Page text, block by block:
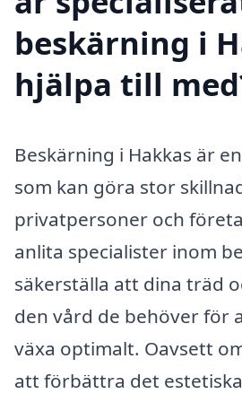
beskärning i
hjälpa till
Beskärning i Hakkas är
som kan göra stor
privatpersoner och
anlita specialister inom
säkerställa att dina träd
den vård de behöver för
växa optimalt. Oavsett
att förbättra det